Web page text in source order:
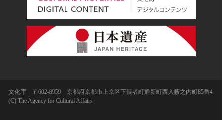
文化庁 〒602-8959 京都府京都市上京区下長者町通新町西入藪之内町85番4
(C) The Agency for Cultural Affairs